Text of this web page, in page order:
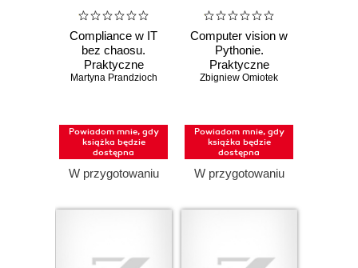
Compliance w IT
bez chaosu.
Praktyczne
podejście do ISO
Martyna Prandzioch
Powiadom mnie, gdy
książka będzie
dostępna
W przygotowaniu
Computer vision w
Pythonie.
Praktyczne
zastosowania
Zbigniew Omiotek
Powiadom mnie, gdy
książka będzie
dostępna
W przygotowaniu